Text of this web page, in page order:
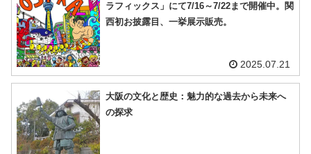
ラフィックス」にて7/16～7/22まで開催中。関
西初お披露目、一挙展示販売。
2025.07.21
大阪の文化と歴史：魅力的な過去から未来へ
の探求